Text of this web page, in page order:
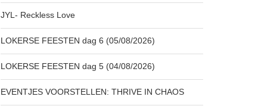
JYL- Reckless Love
LOKERSE FEESTEN dag 6 (05/08/2026)
LOKERSE FEESTEN dag 5 (04/08/2026)
EVENTJES VOORSTELLEN: THRIVE IN CHAOS